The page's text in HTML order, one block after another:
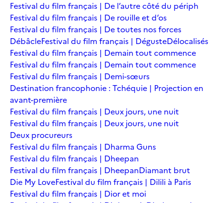
Festival du film français | De l’autre côté du périph
Festival du film français | De rouille et d’os
Festival du film français | De toutes nos forces
DébâcleFestival du film français | DégusteDélocalisés
Festival du film français | Demain tout commence
Festival du film français | Demain tout commence
Festival du film français | Demi-sœurs
Destination francophonie : Tchéquie | Projection en
avant-première
Festival du film français | Deux jours, une nuit
Festival du film français | Deux jours, une nuit
Deux procureurs
Festival du film français | Dharma Guns
Festival du film français | Dheepan
Festival du film français | DheepanDiamant brut
Die My LoveFestival du film français | Dilili à Paris
Festival du film français | Dior et moi